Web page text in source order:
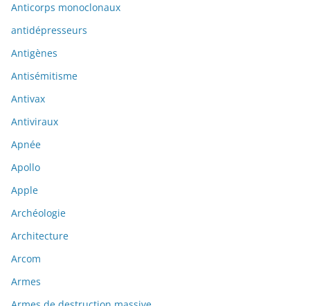
Anticorps monoclonaux
antidépresseurs
Antigènes
Antisémitisme
Antivax
Antiviraux
Apnée
Apollo
Apple
Archéologie
Architecture
Arcom
Armes